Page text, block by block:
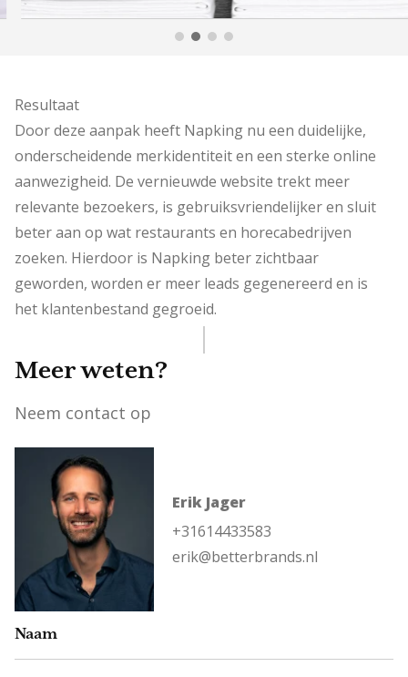
Resultaat
Door deze aanpak heeft Napking nu een duidelijke,
onderscheidende merkidentiteit en een sterke online
aanwezigheid. De vernieuwde website trekt meer
relevante bezoekers, is gebruiksvriendelijker en sluit
beter aan op wat restaurants en horecabedrijven
zoeken. Hierdoor is Napking beter zichtbaar
geworden, worden er meer leads gegenereerd en is
het klantenbestand gegroeid.
Meer weten?
Neem contact op
Erik Jager
+31614433583
erik@betterbrands.nl
Naam